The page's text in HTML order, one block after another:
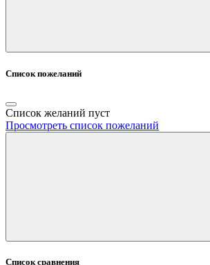
Список пожеланий
Список желаний пуст
Просмотреть список пожеланий
Список сравнения